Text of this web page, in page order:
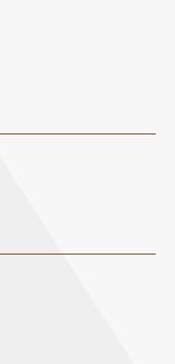
emanuje
perfumowana
pauzy, w